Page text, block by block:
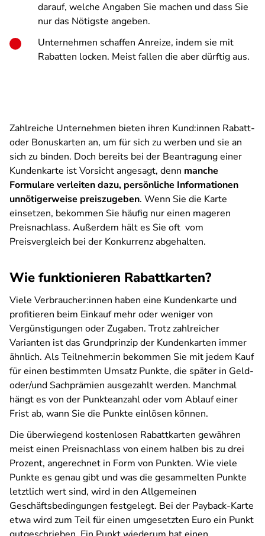
darauf, welche Angaben Sie machen und dass Sie
nur das Nötigste angeben.
Unternehmen schaffen Anreize, indem sie mit
Rabatten locken. Meist fallen die aber dürftig aus.
Zahlreiche Unternehmen bieten ihren Kund:innen Rabatt-
oder Bonuskarten an, um für sich zu werben und sie an
sich zu binden. Doch bereits bei der Beantragung einer
Kundenkarte ist Vorsicht angesagt, denn manche
Formulare verleiten dazu, persönliche Informationen
unnötigerweise preiszugeben. Wenn Sie die Karte
einsetzen, bekommen Sie häufig nur einen mageren
Preisnachlass. Außerdem hält es Sie oft vom
Preisvergleich bei der Konkurrenz abgehalten.
Wie funktionieren Rabattkarten?
Viele Verbraucher:innen haben eine Kundenkarte und
profitieren beim Einkauf mehr oder weniger von
Vergünstigungen oder Zugaben. Trotz zahlreicher
Varianten ist das Grundprinzip der Kundenkarten immer
ähnlich. Als Teilnehmer:in bekommen Sie mit jedem Kauf
für einen bestimmten Umsatz Punkte, die später in Geld-
oder/und Sachprämien ausgezahlt werden. Manchmal
hängt es von der Punkteanzahl oder vom Ablauf einer
Frist ab, wann Sie die Punkte einlösen können.
Die überwiegend kostenlosen Rabattkarten gewähren
meist einen Preisnachlass von einem halben bis zu drei
Prozent, angerechnet in Form von Punkten. Wie viele
Punkte es genau gibt und was die gesammelten Punkte
letztlich wert sind, wird in den Allgemeinen
Geschäftsbedingungen festgelegt. Bei der Payback-Karte
etwa wird zum Teil für einen umgesetzten Euro ein Punkt